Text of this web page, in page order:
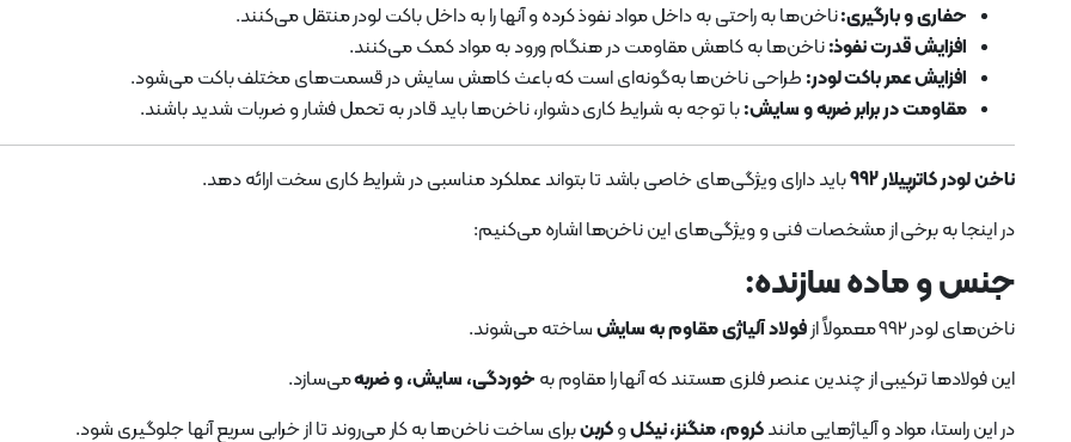
حفاری و بارگیری:ناخن‌ها به راحتی به داخل مواد نفوذ کرده و آنها را به داخل باکت لودر منتقل می‌کنند.
افزایش قدرت نفوذ:ناخن‌ها به کاهش مقاومت در هنگام ورود به مواد کمک می‌کنند.
افزایش عمر باکت لودر: طراحی ناخن‌ها به‌گونه‌ای است که باعث کاهش سایش در قسمت‌های مختلف باکت می‌شود.
مقاومت در برابر ضربه و سایش:با توجه به شرایط کاری دشوار، ناخن‌ها باید قادر به تحمل فشار و ضربات شدید باشند.
ناخن لودر کاترپیلار 992
باید دارای ویژگی‌های خاصی باشد تا بتواند عملکرد مناسبی در شرایط کاری سخت ارائه دهد.
در اینجا به برخی از مشخصات فنی و ویژگی‌های این ناخن‌ها اشاره می‌کنیم:
جنس و ماده سازنده:
ناخن‌های لودر 992 معمولاً از فولاد آلیاژی مقاوم به سایشساخته می‌شوند.
این فولادها ترکیبی از چندین عنصر فلزی هستند که آنها را مقاوم به خوردگی، سایش، و ضربهمی‌سازد.
در این راستا، مواد و آلیاژهایی مانندکروم، منگنز، نیکلوکربنبرای ساخت ناخن‌ها به کار می‌روند تا از خرابی سریع آنها جلوگیری شود.